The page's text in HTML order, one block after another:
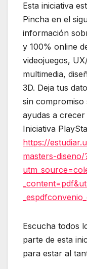
Esta iniciativa
Pincha en el
información
y 100% online
videojuegos,
multimedia,
3D. Deja tus
sin
ayudas a
Iniciativa
https://
masters-diseno/
Escucha todos
parte de esta
para estar al